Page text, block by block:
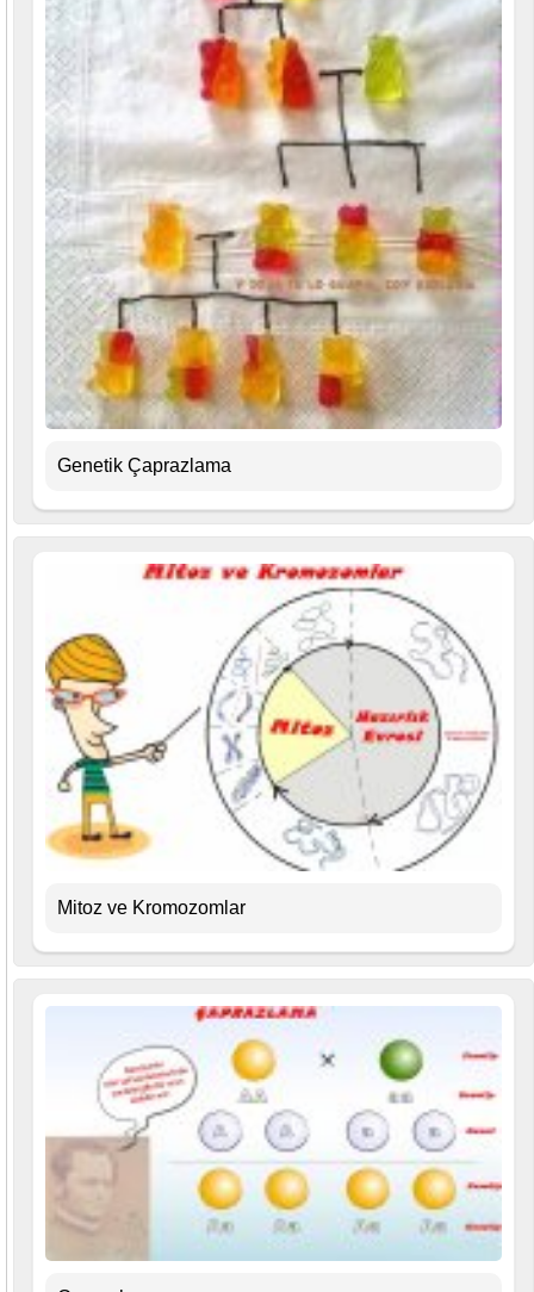
Genetik Çaprazlama
Mitoz ve Kromozomlar